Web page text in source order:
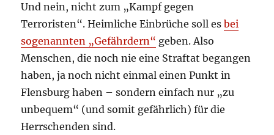
Und nein, nicht zum „Kampf gegen
Terroristen“. Heimliche Einbrüche soll esbei
sogenannten „Gefährdern“ geben. Also
Menschen, die noch nie eine Straftat begangen
haben, ja noch nicht einmal einen Punkt in
Flensburg haben – sondern einfach nur „zu
unbequem“ (und somit gefährlich) für die
Herrschenden sind.